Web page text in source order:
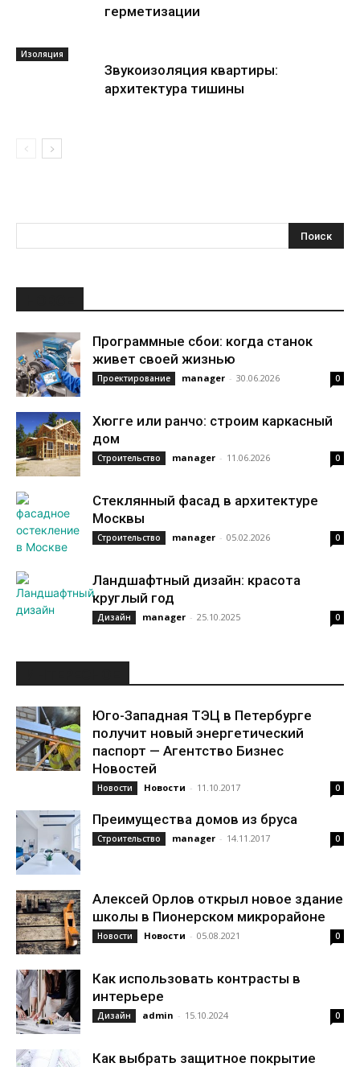
герметизации
Изоляция
Звукоизоляция квартиры:
архитектура тишины
Программные сбои: когда станок
живет своей жизнью
Проектирование manager - 30.06.2026 0
Хюгге или ранчо: строим каркасный
дом
Строительство manager - 11.06.2026 0
Стеклянный фасад в архитектуре
Москвы
Строительство manager - 05.02.2026 0
Ландшафтный дизайн: красота
круглый год
Дизайн manager - 25.10.2025 0
Юго-Западная ТЭЦ в Петербурге
получит новый энергетический
паспорт — Агентство Бизнес
Новостей
Новости Новости - 11.10.2017 0
Преимущества домов из бруса
Строительство manager - 14.11.2017 0
Алексей Орлов открыл новое здание
школы в Пионерском микрорайоне
Новости Новости - 05.08.2021 0
Как использовать контрасты в
интерьере
Дизайн admin - 15.10.2024 0
Как выбрать защитное покрытие